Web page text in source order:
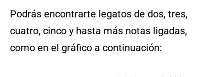
Podrás encontrarte legatos de dos, tres,
cuatro, cinco y hasta más notas ligadas,
como en el gráfico a continuación: